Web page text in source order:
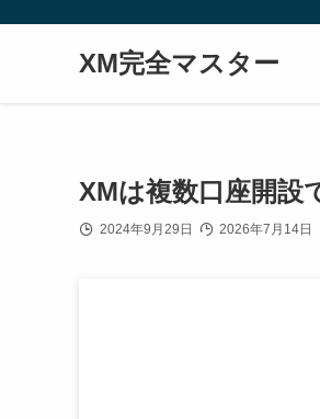
XM完全マスター
XMは複数口座開設
2024年9月29日 2026年7月14日